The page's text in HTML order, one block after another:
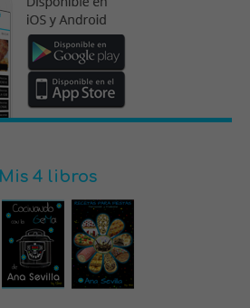
Mis 4 libros